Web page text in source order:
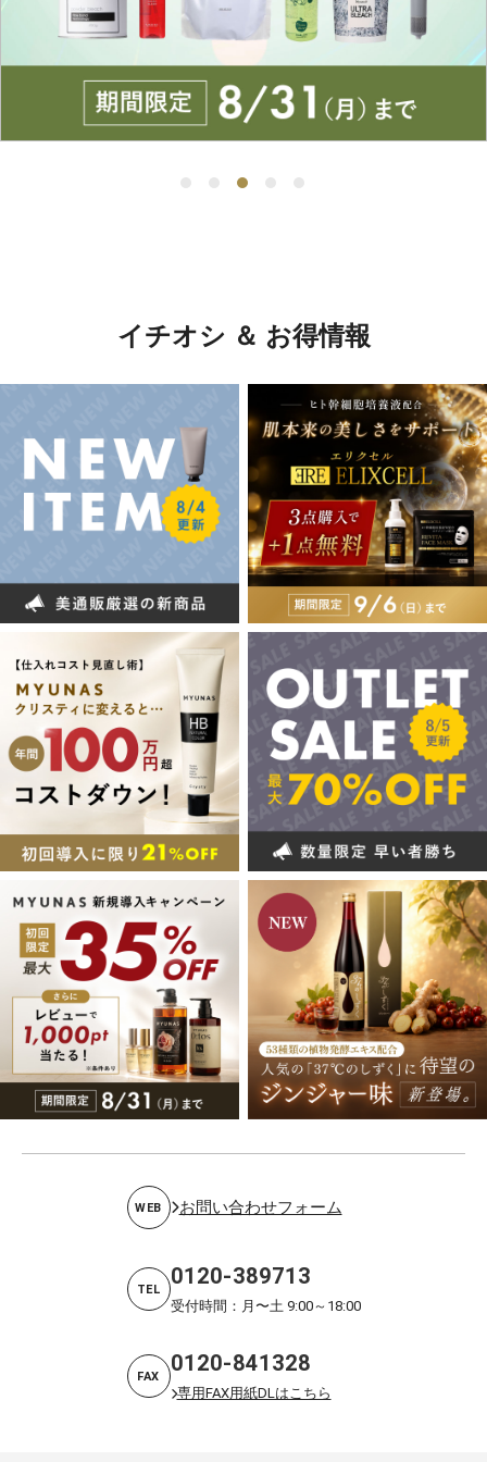
イチオシ ＆ お得情報
WEB お問い合わせフォーム
TEL 0120-389713
受付時間：月〜土 9:00～18:00
FAX 0120-841328
専用FAX用紙DLはこちら